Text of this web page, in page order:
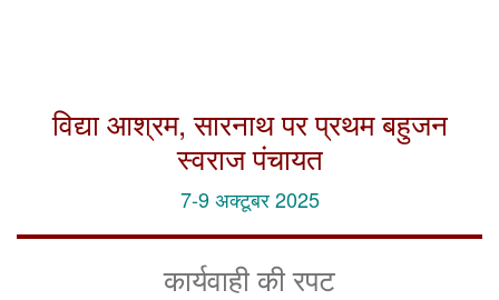
विद्या आश्रम, सारनाथ पर प्रथम बहुजन
स्वराज पंचायत
7-9 अक्टूबर 2025
कार्यवाही की रपट